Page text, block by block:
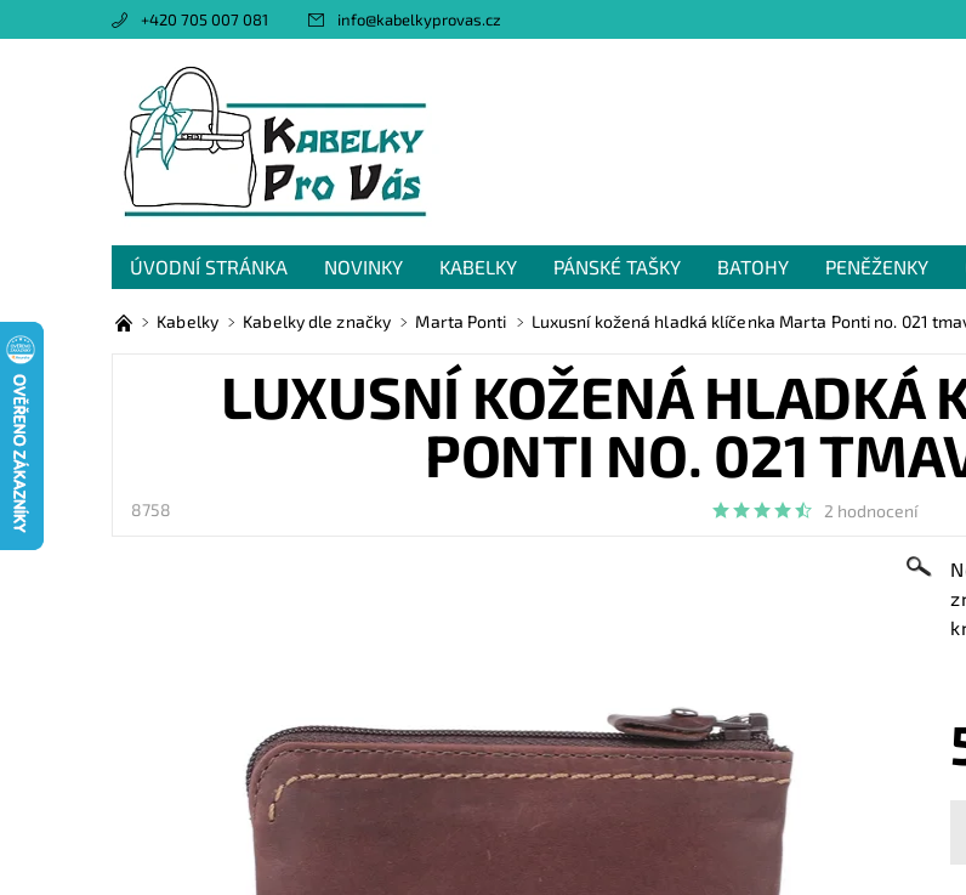
+420 705 007 081 info@kabelkyprovas.cz
ÚVODNÍ STRÁNKA NOVINKY KABELKY PÁNSKÉ TAŠKY BATOHY PENĚŽENKY
OBCHODNÍ PODMÍNKY
GDPR NAPIŠTE NÁM
Kabelky Kabelky dle značky Marta Ponti Luxusní kožená hladká klíčenka Marta Ponti no. 021
LUXUSNÍ KOŽENÁ HLADKÁ
PONTI NO. 021
8758 2 hodnocení